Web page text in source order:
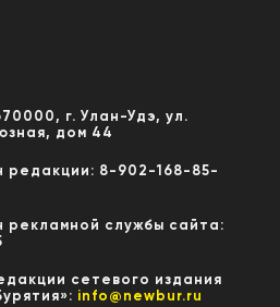
г. Улан-Удэ, ул.
дом 44
редакции: 8-902-168-85-
рекламной службы сайта:
сетевого издания
info@newbur.ru